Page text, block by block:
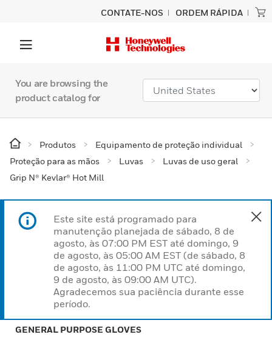
CONTATE-NOS ORDEM RÁPIDA
You are browsing the
product catalog for
Produtos
Equipamento de proteção individual
Proteção para as mãos
Luvas
Luvas de uso geral
Grip N® Kevlar® Hot Mill
Este site está programado para
manutenção planejada de sábado, 8 de
agosto, às 07:00 PM EST até domingo, 9
de agosto, às 05:00 AM EST (de sábado, 8
de agosto, às 11:00 PM UTC até domingo,
9 de agosto, às 09:00 AM UTC).
Agradecemos sua paciência durante esse
período.
GENERAL PURPOSE GLOVES